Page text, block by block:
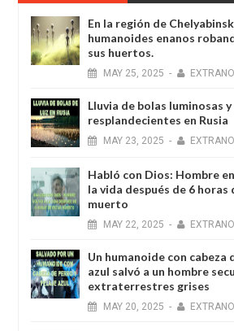
En la región de
humanoides enanos
sus huertos.
MAY 25, 2025 -
Lluvia de bolas luminosas y
resplandecientes en Rusia
MAY 23, 2025 -
Habló con Dios: Hombre
la vida después de 6 horas
muerto
MAY 22, 2025 -
Un humanoide con cabeza
azul salvó a un hombre
extraterrestres grises
MAY 20, 2025 -